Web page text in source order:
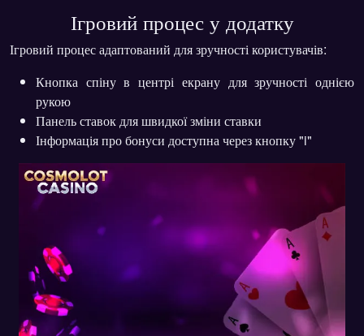
Ігровий процес у додатку
Ігровий процес адаптований для зручності користувачів:
Кнопка спінув центрі екрану для зручності однією
рукою
Панель ставокдля швидкої зміни ставки
Інформація про бонуси доступна через кнопку "i"